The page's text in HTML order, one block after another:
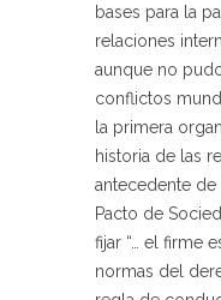
bases para la
relaciones
aunque no
conflictos
la primera
historia de las
antecedente de
Pacto de
fijar “… el firme
normas del